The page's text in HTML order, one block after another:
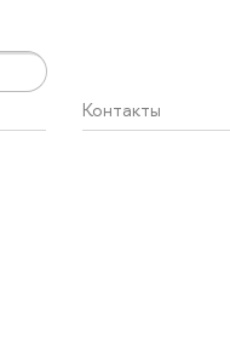
Контакты